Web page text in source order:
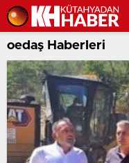
oedaş Haberleri